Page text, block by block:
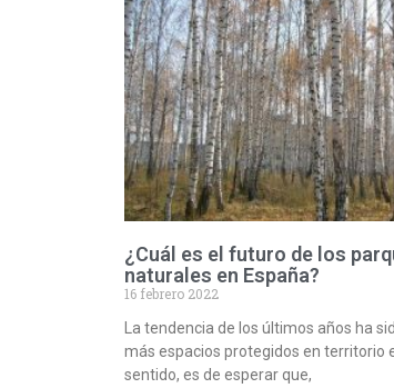
¿Cuál es el futuro de los
naturales en España?
16 febrero 2022
La tendencia de los últimos años ha
más espacios protegidos en territorio
sentido, es de esperar que,